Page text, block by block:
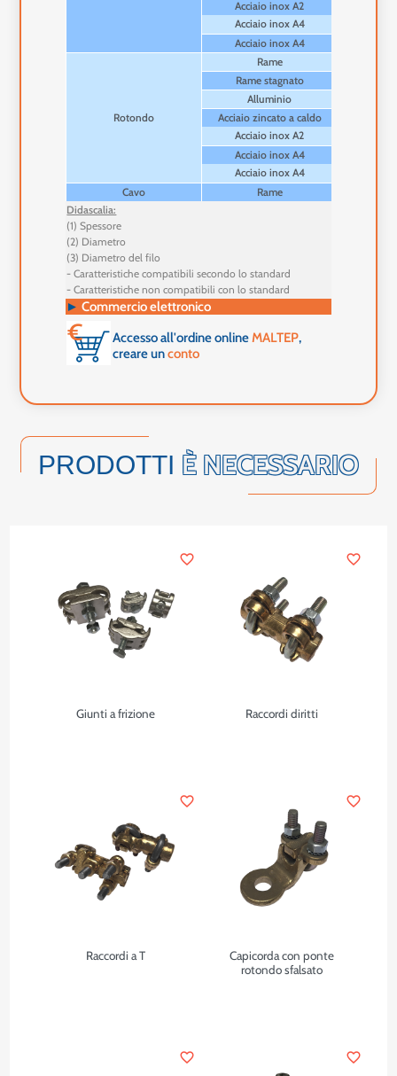
Acciaio inox A2
Acciaio inox A4
Acciaio inox A4
Rotondo
Rame
Rame stagnato
Alluminio
Acciaio zincato a caldo
Acciaio inox A2
Acciaio inox A4
Acciaio inox A4
Cavo
Rame
Didascalia:
(1) Spessore
(2) Diametro
(3) Diametro del filo
- Caratteristiche compatibili secondo lo standard
- Caratteristiche non compatibili con lo standard
► Commercio elettronico
Accesso all'ordine onlineMALTEP,
creare unconto
PRODOTTI È NECESSARIO
Giunti a frizione
favorite_border
Raccordi diritti
favorite_border
Raccordi a T
favorite_border
Capicorda con ponte
rotondo sfalsato
favorite_border
favorite_border favorite_border